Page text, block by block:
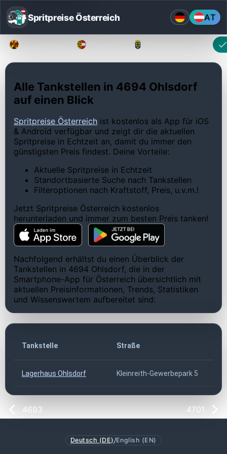
Spritpreise Österreich AT
Alle Tankstellen in 4694 Ohlsdorf
auf einen Blick
Spritpreise Österreich ist kostenlos als App für iOS
& Android verfügbar und zeigt dir die aktuellen
Spritpreise in Echtzeit an, damit du immer den
günstigsten Preis findest. Deine Vorteile:
Aktuelle Spritpreise in Echtzeit
Standortbasierte Suche nach Tankstellen
Filteroptionen nach Kraftstoff, Preis, u.v.m.!
Jetzt Spritpreise Österreich kostenlos
herunterladen und immer zum besten Preis tanken!
Nachfolgend erhältst du einen Überblick der
Tankstellen in 4694 Ohlsdorf, die in der
Smartphone-App für Österreich übersichtlich mit
aktuellen Preisinformationen, Trends, Statistiken
und Wissenswertem aufbereitet sind:
Tankstelle Straße
Lagerhaus Ohlsdorf Kleinreith-Gewerbepark 5
4693 4701
Deutsch (DE) /English (EN)